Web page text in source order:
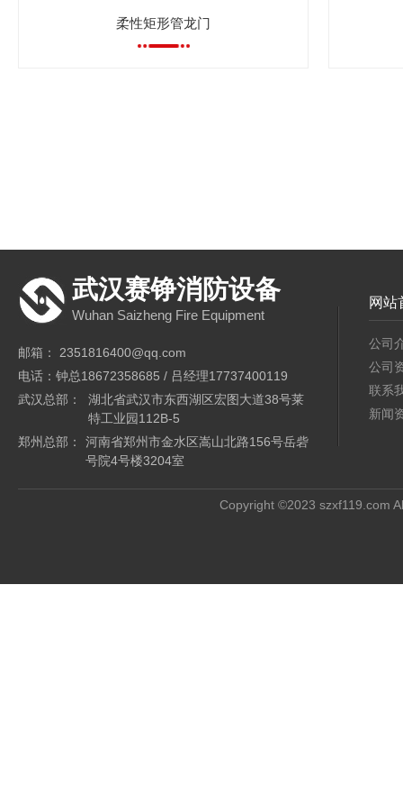
柔性矩形管龙门
武汉赛铮消防设备
Wuhan Saizheng Fire Equipment
邮箱： 2351816400@qq.com
电话：钟总18672358685 / 吕经理17737400119
武汉总部：
湖北省武汉市东西湖区宏图大道38号莱
特工业园112B-5
郑州总部：
河南省郑州市金水区嵩山北路156号岳砦
号院4号楼3204室
网站
公司
公司
联系
新闻
Copyright ©2023 szxf119.com